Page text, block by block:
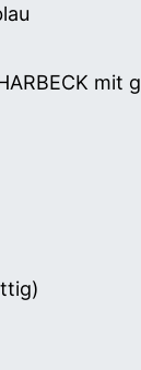
mit